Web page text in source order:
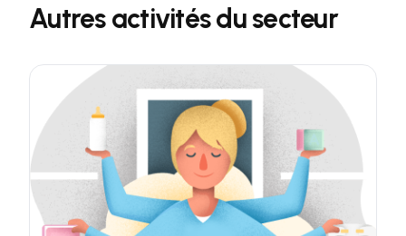
Autres activités du secteur